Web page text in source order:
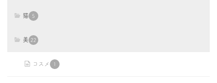
猫 5
美 22
コスメ 1